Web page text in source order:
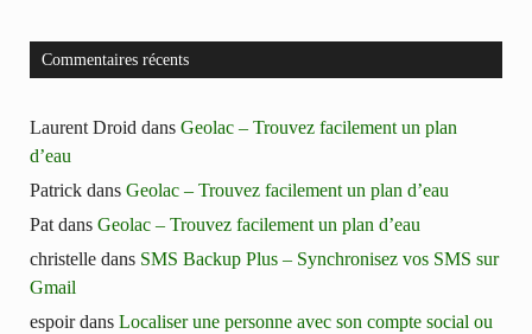
Commentaires récents
Laurent Droid dans Geolac – Trouvez facilement un plan
d’eau
Patrick dans Geolac – Trouvez facilement un plan d’eau
Pat dans Geolac – Trouvez facilement un plan d’eau
christelle dans SMS Backup Plus – Synchronisez vos SMS sur
Gmail
espoirdans Localiser une personne avec son compte social ou